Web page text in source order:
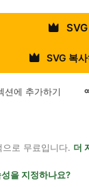
SVG
SVG 복
션에 추가하기
로 무료입니다. 더
을 지정하나요?